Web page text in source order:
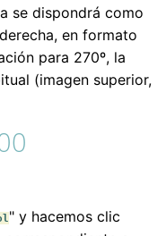
se dispondrá como
en formato
para 270º, la
(imagen superior,
" y hacemos clic